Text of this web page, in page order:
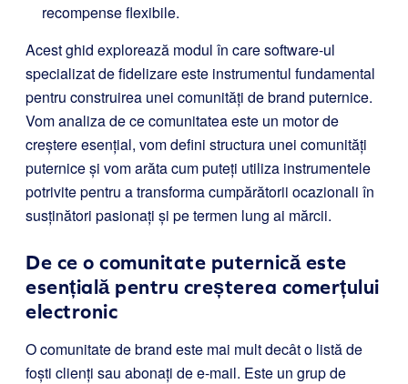
recompense flexibile.
Acest ghid explorează modul în care software-ul
specializat de fidelizare este instrumentul fundamental
pentru construirea unei comunități de brand puternice.
Vom analiza de ce comunitatea este un motor de
creștere esențial, vom defini structura unei comunități
puternice și vom arăta cum puteți utiliza instrumentele
potrivite pentru a transforma cumpărătorii ocazionali în
susținători pasionați și pe termen lung ai mărcii.
De ce o comunitate puternică este
esențială pentru creșterea comerțului
electronic
O comunitate de brand este mai mult decât o listă de
foști clienți sau abonați de e-mail. Este un grup de